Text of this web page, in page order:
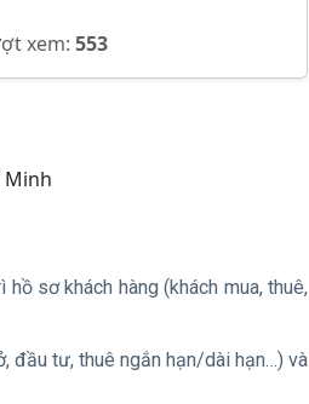
xem: 553
Minh
sơ khách hàng (khách mua, thuê,
đầu tư, thuê ngắn hạn/dài hạn…) và